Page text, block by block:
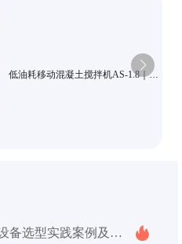
低油耗移动混凝土搅拌机AS-1.8｜适
大中型建设项目混凝土搅拌设备选型实践案例及优化方案